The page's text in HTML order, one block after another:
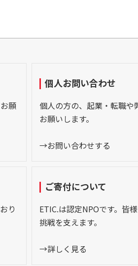
願
個人お問い合わせ
個人の方の、起業・転職
お願いします。
→お問い合わせする
り
ご寄付について
ETIC.は認定NPOです。皆
挑戦を支えます。
→詳しく見る